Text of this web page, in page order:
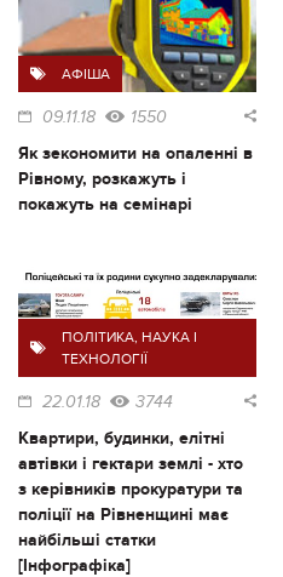
АФІША
09.11.18 1550
Як зекономити на опаленні в
Рівному, розкажуть і
покажуть на семінарі
ПОЛІТИКА, НАУКА І
ТЕХНОЛОГІЇ
22.01.18 3744
Квартири, будинки, елітні
автівки і гектари землі - хто
з керівників прокуратури та
поліції на Рівненщині має
найбільші статки
[Інфографіка]